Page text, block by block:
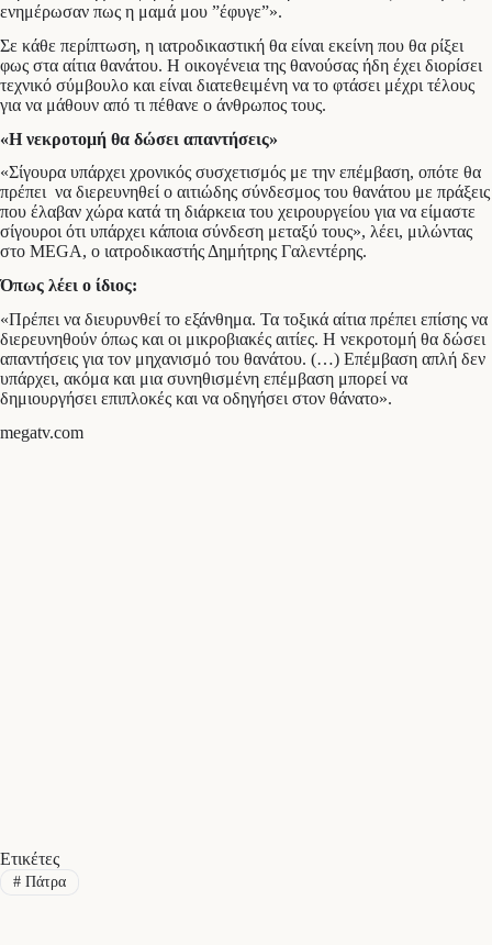
ενημέρωσαν πως η μαμά μου ”έφυγε”».
Σε κάθε περίπτωση, η ιατροδικαστική θα είναι εκείνη που θα ρίξει
φως στα αίτια θανάτου. Η οικογένεια της θανούσας ήδη έχει διορίσει
τεχνικό σύμβουλο και είναι διατεθειμένη να το φτάσει μέχρι τέλους
για να μάθουν από τι πέθανε ο άνθρωπος τους.
«Η νεκροτομή θα δώσει απαντήσεις»
«Σίγουρα υπάρχει χρονικός συσχετισμός με την επέμβαση, οπότε θα
πρέπει να διερευνηθεί ο αιτιώδης σύνδεσμος του θανάτου με πράξεις
που έλαβαν χώρα κατά τη διάρκεια του χειρουργείου για να είμαστε
σίγουροι ότι υπάρχει κάποια σύνδεση μεταξύ τους», λέει, μιλώντας
στο MEGA, o ιατροδικαστής Δημήτρης Γαλεντέρης.
Όπως λέει ο ίδιος:
«Πρέπει να διευρυνθεί το εξάνθημα. Τα τοξικά αίτια πρέπει επίσης να
διερευνηθούν όπως και οι μικροβιακές αιτίες. Η νεκροτομή θα δώσει
απαντήσεις για τον μηχανισμό του θανάτου. (…) Επέμβαση απλή δεν
υπάρχει, ακόμα και μια συνηθισμένη επέμβαση μπορεί να
δημιουργήσει επιπλοκές και να οδηγήσει στον θάνατο».
megatv.com
Ετικέτες
#Πάτρα